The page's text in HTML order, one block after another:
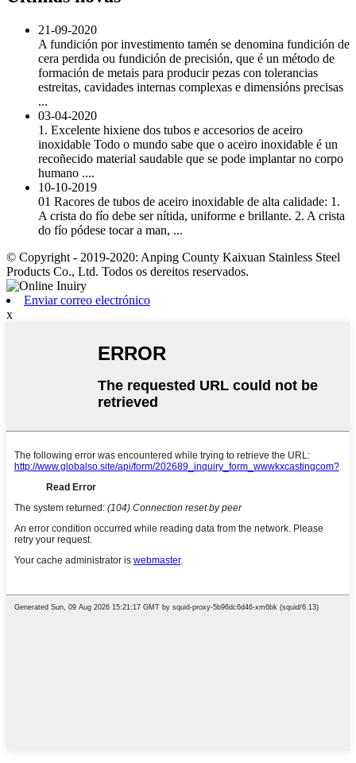
21-09-2020
A fundición por investimento tamén se denomina fundición de
cera perdida ou fundición de precisión, que é un método de
formación de metais para producir pezas con tolerancias
estreitas, cavidades internas complexas e dimensións precisas
...
03-04-2020
1. Excelente hixiene dos tubos e accesorios de aceiro
inoxidable Todo o mundo sabe que o aceiro inoxidable é un
recoñecido material saudable que se pode implantar no corpo
humano ....
10-10-2019
01 Racores de tubos de aceiro inoxidable de alta calidade: 1.
A crista do fío debe ser nítida, uniforme e brillante. 2. A crista
do fío pódese tocar a man, ...
© Copyright - 2019-2020: Anping County Kaixuan Stainless Steel
Products Co., Ltd. Todos os dereitos reservados.
Enviar correo electrónico
x